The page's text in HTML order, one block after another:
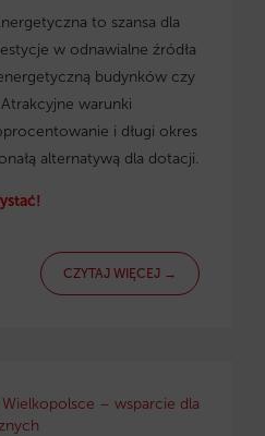
to szansa dla
w odnawialne źródła
budynków czy
warunki
i długi okres
alternatywą dla dotacji.
CZYTAJ WIĘCEJ →
– wsparcie dla